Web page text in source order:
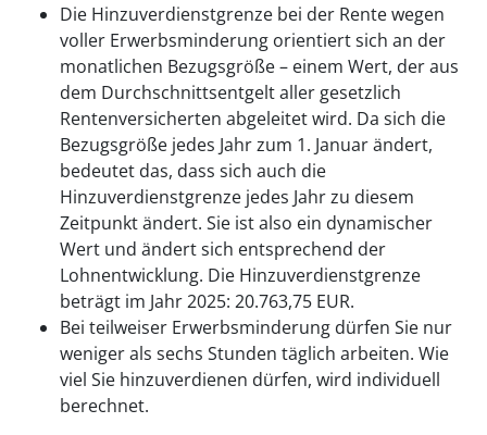
Die Hinzuverdienstgrenze bei der Rente wegen
voller Erwerbsminderung orientiert sich an der
monatlichen Bezugsgröße – einem Wert, der aus
dem Durchschnittsentgelt aller gesetzlich
Rentenversicherten abgeleitet wird. Da sich die
Bezugsgröße jedes Jahr zum 1. Januar ändert,
bedeutet das, dass sich auch die
Hinzuverdienstgrenze jedes Jahr zu diesem
Zeitpunkt ändert. Sie ist also ein dynamischer
Wert und ändert sich entsprechend der
Lohnentwicklung. Die Hinzuverdienstgrenze
beträgt im Jahr 2025: 20.763,75 EUR.
Bei teilweiser Erwerbsminderung dürfen Sie nur
weniger als sechs Stunden täglich arbeiten. Wie
viel Sie hinzuverdienen dürfen, wird individuell
berechnet.